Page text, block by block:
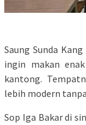
Saung Sunda
ingin makan
kantong.
lebih modern
Sop Iga Bakar di